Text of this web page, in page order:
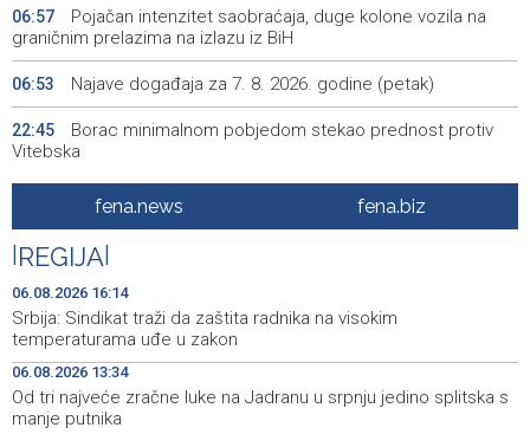
06:57
Pojačan intenzitet saobraćaja, duge kolone vozila na
graničnim prelazima na izlazu iz BiH
06:53 Najave događaja za 7. 8. 2026. godine (petak)
22:45
Borac minimalnom pobjedom stekao prednost protiv
Vitebska
Bacačice kugle Bešlija i Baručija bez plasmana u finale
juniorskog SP-a
20:36
Počeo memorijalni turnir 'Streetball Tomislavgrad 2026.
Branimir Mašić Bani'
20:26
Na Vilsonovom šetalištu u Sarajevu predstavljeno 50
luksuznih i sportskih automobila
20:01 Announcement of events for Friday, 7 August 2026
fena.news fena.biz
REGIJA
06.08.2026 16:14
Srbija: Sindikat traži da zaštita radnika na visokim
temperaturama uđe u zakon
06.08.2026 13:34
Od tri najveće zračne luke na Jadranu u srpnju jedino splitska s
manje putnika